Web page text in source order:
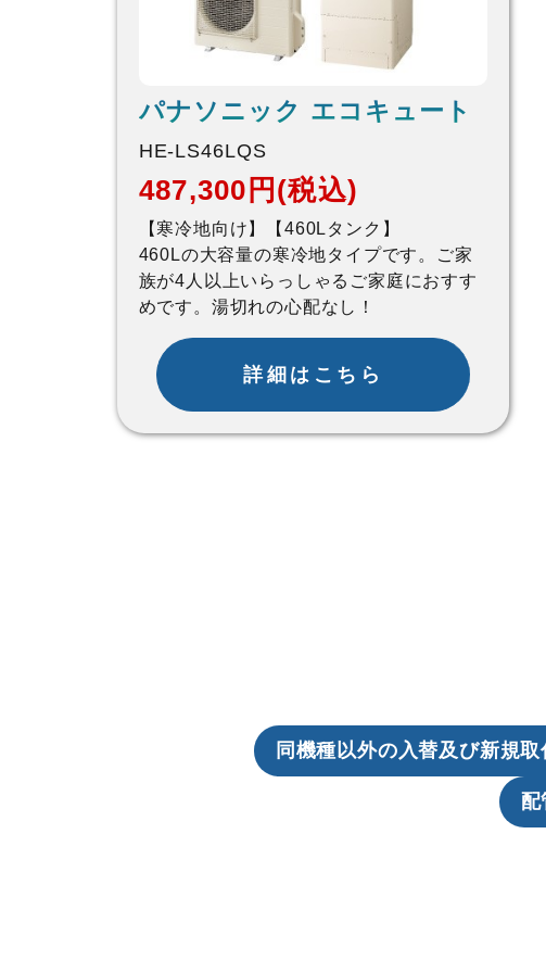
パナソニック エコキュート
HE-LS46LQS
487,300円(税込)
【寒冷地向け】【460Lタンク】
460Lの大容量の寒冷地タイプです。ご家
族が4人以上いらっしゃるご家庭におすす
めです。湯切れの心配なし！
詳細はこちら
同機種以外の入替及び新規取
配